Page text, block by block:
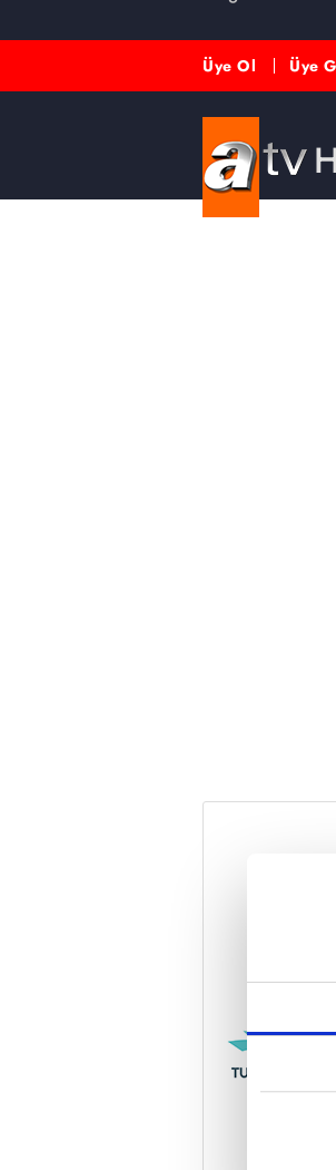
dosyası...
Üye Ol Üye